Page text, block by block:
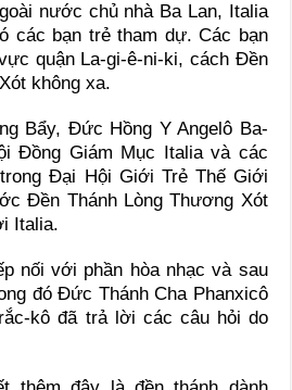
nước chủ nhà Ba Lan, Italia
các bạn trẻ tham dự. Các bạn
quận La-gi-ê-ni-ki, cách Đền
không xa.
Bẩy, Đức Hồng Y Angelô Ba-
Đồng Giám Mục Italia và các
Đại Hội Giới Trẻ Thế Giới
Đền Thánh Lòng Thương Xót
Italia.
nối với phần hòa nhạc và sau
đó Đức Thánh Cha Phanxicô
kô đã trả lời các câu hỏi do